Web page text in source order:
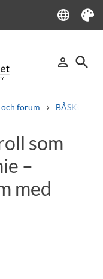
language
Language
Tema
person_outline
Logga in
search
Sök
forum BÅSKOES
som
–
med